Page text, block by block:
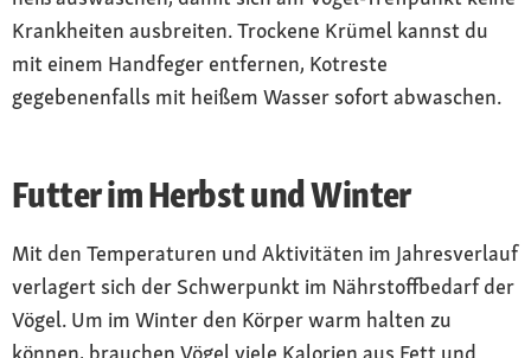
Krankheiten ausbreiten. Trockene Krümel kannst du
mit einem Handfeger entfernen, Kotreste
gegebenenfalls mit heißem Wasser sofort abwaschen.
Futter im Herbst und Winter
Mit den Temperaturen und Aktivitäten im Jahresverlauf
verlagert sich der Schwerpunkt im Nährstoffbedarf der
Vögel. Um im Winter den Körper warm halten zu